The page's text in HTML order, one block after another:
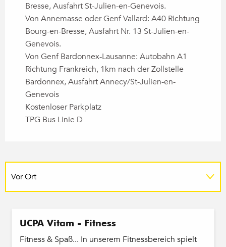
Bresse, Ausfahrt St-Julien-en-Genevois.
Von Annemasse oder Genf Vallard: A40 Richtung
Bourg-en-Bresse, Ausfahrt Nr. 13 St-Julien-en-
Genevois.
Von Genf Bardonnex-Lausanne: Autobahn A1
Richtung Frankreich, 1km nach der Zollstelle
Bardonnex, Ausfahrt Annecy/St-Julien-en-
Genevois
Kostenloser Parkplatz
TPG Bus Linie D
Vor Ort
UCPA Vitam - Fitness
Fitness & Spaß... In unserem Fitnessbereich spielt